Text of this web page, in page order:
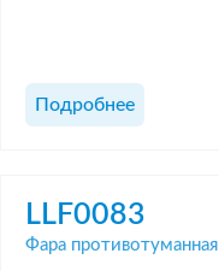
Подробнее
LLF0083
Фара противотуманная